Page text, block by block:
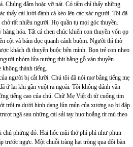
Chúng đắm hoặc vỡ nát. Có tấm chỉ thấy những
thấy cái lưới đánh cá kéo lên các xác người. Tôi đã
rất nhiều người. Họ quần tụ mọi góc thuyền.
hóa. Tất cả chen chúc khiến con thuyền vốn ọp
cột và bám dọc quanh cánh buồm. Người thì thò
khách đi thuyền buộc bên mình. Bọn trẻ con nheo
nhóm lửa nướng thịt bằng gỗ ván thuyền.
thành tiếng.
người bị cắt lưỡi. Chú tôi đã nói mơ bằng tiếng mẹ
ứ lại khi gần vuột ra ngoài. Tôi không đánh vần
tiếng cao của chú. Chữ Mẹ Việt đi từ cuống tim
trôi ra dưới hình dạng lủn mủn của xương sọ bị đập
ngã sau những cái sải tay huơ hoắng tít mù theo
phửng đỏ. Hai hốc mũi thở phì phì như phun
trước ngực. Một chuỗi tràng hạt tròng qua đôi bàn